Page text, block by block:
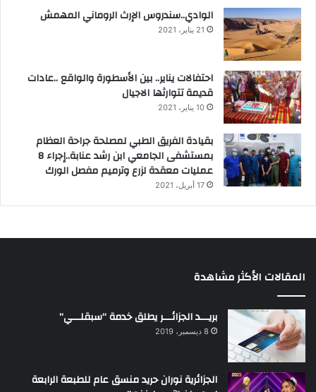
الوادي..سندروس الإرث الروماني المهمش
21 يناير، 2021
احتفالات يناير.. بين الأسطورة والواقع ..عادات
قديمة تتوارثها الاجيال
10 يناير، 2021
بقيادة الفريق الطبي لمصلحة جراحة العظام
بمستشفى الجامعي ابن رشد عنابة..إجراء 8
عمليات معقدة لزرع وترميم مفصل الورك
17 أبريل، 2021
المقالات الأكثر مشاهدة
بريـــد الجزائـــر يطلق خدمة “سبقلـــي”
8 ديسمبر، 2019
الجزائرية نوران حريد منسق عام للطبعة الرابعة